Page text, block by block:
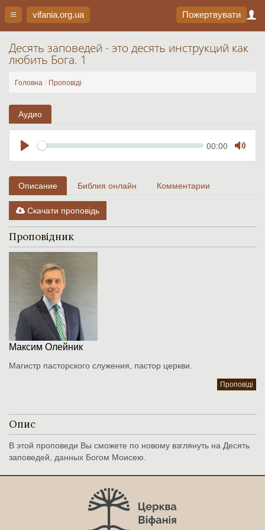
vifania.org.ua Пожертвувати
Десять заповедей - это десять инструкций как
любить Бога. 1
Головна Проповіді
Аудио
Seek Current
00:00
Mute
Описание Библия онлайн Комментарии
Скачати проповідь
Проповідник
Максим Олейник
Магистр пасторского служения, пастор церкви.
Проповіді
Опис
В этой проповеди Вы сможете по новому взглянуть на Десять
заповедей, данных Богом Моисею.